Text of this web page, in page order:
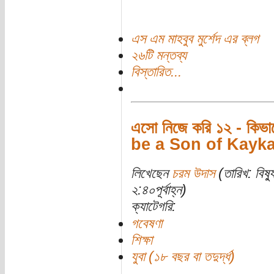
এস এম মাহবুব মুর্শেদ এর ব্লগ
২৬টি মন্তব্য
বিস্তারিত...
এসো নিজে করি ১২ -
be a Son of
লিখেছেন চরম উদাস(তারিখ:
২:৪০পূর্বাহ্ন)
ক্যাটেগরি:
গবেষণা
শিক্ষা
যুবা (১৮ বছর বা তদুর্দ্ধ)